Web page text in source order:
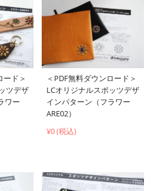
ード＞
ツデザ
ワー
＜PDF無料ダウンロード＞
LCオリジナルスポッツデザ
インパターン（フラワー
ARE02）
¥0 (税込)